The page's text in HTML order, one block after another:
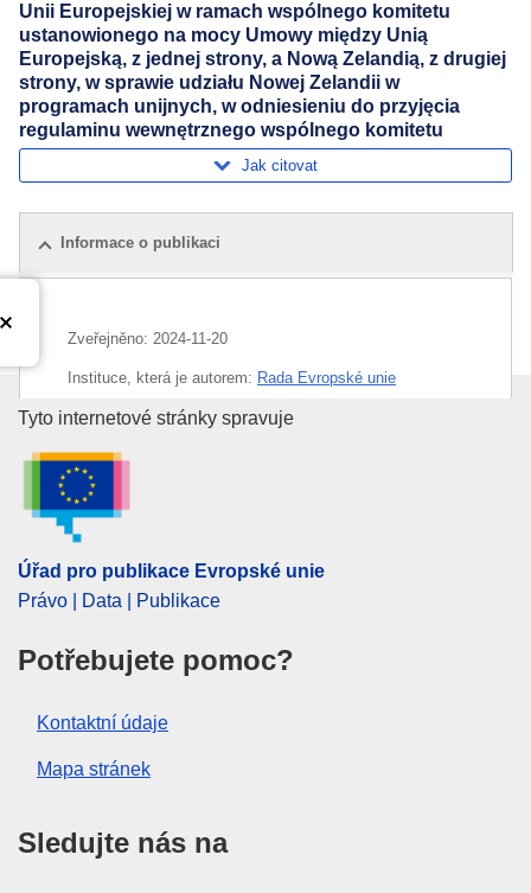
Unii Europejskiej w ramach wspólnego komitetu
ustanowionego na mocy Umowy między Unią
Europejską, z jednej strony, a Nową Zelandią, z drugiej
strony, w sprawie udziału Nowej Zelandii w
programach unijnych, w odniesieniu do przyjęcia
regulaminu wewnętrznego wspólnego komitetu
Jak citovat
Informace o publikaci
Zveřejněno: 2024-11-20
Instituce, která je autorem: Rada Evropské unie
Téma: dohoda (EU), jednací řád
EU,společný výbor (EU)
CELEX : 32024D2898
ELI :
OJ : L_202402898
IMMC : ST 14306 2024 INIT
Úřad pro publikace Evropské
Tyto internetové stránky spravuje
Úřad pro publikace Evropské unie
Právo | Data | Publikace
Potřebujete pomoc?
Kontaktní údaje
Mapa stránek
Sledujte nás na